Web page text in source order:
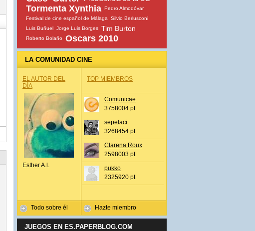
Tormenta Xynthia Pedro Almodóvar
Festival de cine español de Málaga
Silvio Berlusconi
Luis Buñuel Jorge Luis Borges Tim Burton
Roberto Bolaño Oscars 2010
LA COMUNIDAD CINE
EL AUTOR DEL
DÍA
Esther A.l.
Todo sobre él
TOP MIEMBROS
Comunicae
3758004 pt
sepelaci
3268454 pt
Clarena Roux
2598003 pt
pukko
2325920 pt
Hazte miembro
JUEGOS EN ES.PAPERBLOG.COM